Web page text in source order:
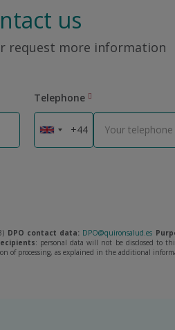
us
request more information
Telephone
DPO contact data: DPO@quironsalud.es
: personal data will not be disclosed to
of processing, as explained in the additional